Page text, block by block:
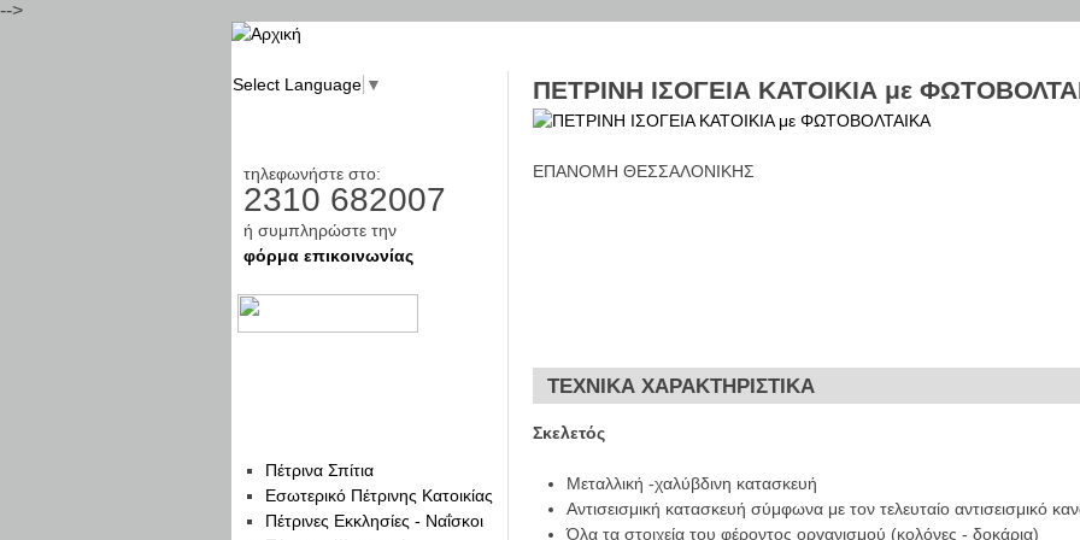
-->
ΠΕΤΡΙΝΗ ΙΣΟΓΕΙΑ ΚΑΤΟΙΚΙΑ με
EΠΑΝΟΜΗ ΘΕΣΣΑΛΟΝΙΚΗΣ
ΤΕΧΝΙΚΑ ΧΑΡΑΚΤΗΡΙΣΤΙΚΑ
Σκελετός
Μεταλλική -χαλύβδινη κατασκευή
Αντισεισμική κατασκευή σύμφωνα με τον τελευταίο αντισεισμικό
Όλα τα στοιχεία του φέροντος οργανισμού (κολόνες - δοκάρια)
Select Language ▼
τηλεφωνήστε στο:
2310 682007
ή συμπληρώστε την
φόρμα επικοινωνίας
Πέτρινα Σπίτια
Εσωτερικό Πέτρινης Κατοικίας
Πέτρινες Εκκλησίες - Ναΐσκοι